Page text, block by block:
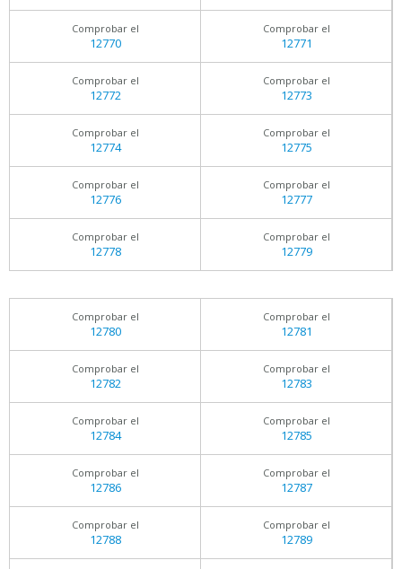
Comprobar el
12770
Comprobar el
12771
Comprobar el
12772
Comprobar el
12773
Comprobar el
12774
Comprobar el
12775
Comprobar el
12776
Comprobar el
12777
Comprobar el
12778
Comprobar el
12779
Comprobar el
12780
Comprobar el
12781
Comprobar el
12782
Comprobar el
12783
Comprobar el
12784
Comprobar el
12785
Comprobar el
12786
Comprobar el
12787
Comprobar el
12788
Comprobar el
12789